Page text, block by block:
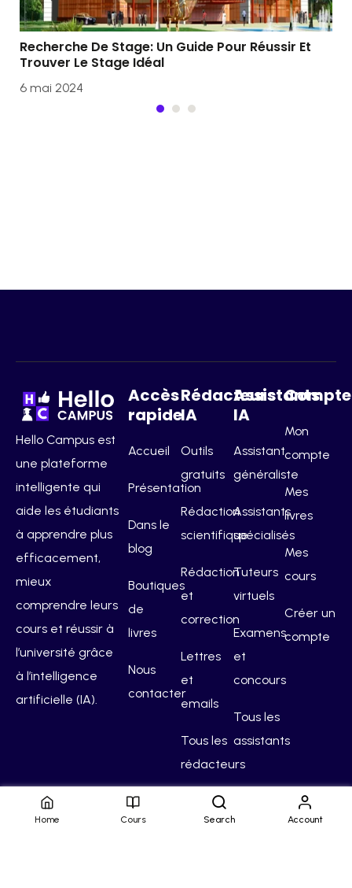
Recherche De Stage: Un Guide Pour Réussir Et
Trouver Le Stage Idéal
6 mai 2024
Hello Campus est
une plateforme
intelligente qui
aide les étudiants
à apprendre plus
efficacement,
mieux
comprendre leurs
cours et réussir à
l’université grâce
à l’intelligence
artificielle (IA).
Accès
rapide
Accueil
Présentation
Dans le
blog
Boutiques
de
livres
Nous
contacter
Rédacteurs
IA
Outils
gratuits
Rédaction
scientifique
Rédaction
et
correction
Lettres
et
emails
Tous les
rédacteurs
Assistants
IA
Assistant
généraliste
Assistants
spécialisés
Tuteurs
virtuels
Examens
et
concours
Tous les
assistants
Compte
Mon
compte
Mes
livres
Mes
cours
Créer un
compte
Home Cours Search Account